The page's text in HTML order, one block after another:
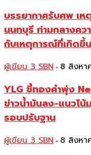
บรรยากาศรับศพ เห
นนทบุรี ท่ามกลางคว
กับเหตุการณ์ที่เกิดขึ้
ผู้เขียน 3 SBN - 8 สิงห
YLG ชี้ทองคำพุ่ง
ข่าวน้ำมันลง-แนวโน้
รอบปรับฐาน
ผู้เขียน 3 SBN - 8 สิงห